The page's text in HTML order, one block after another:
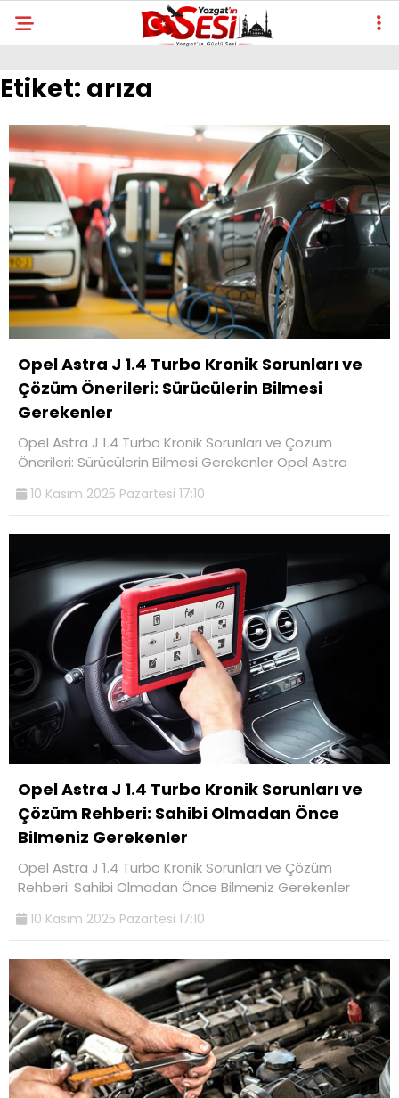
Etiket: arıza
Opel Astra J 1.4 Turbo Kronik Sorunları ve
Çözüm Önerileri: Sürücülerin Bilmesi
Gerekenler
Opel Astra J 1.4 Turbo Kronik Sorunları ve Çözüm
Önerileri: Sürücülerin Bilmesi Gerekenler Opel Astra
10 Kasım 2025 Pazartesi 17:10
Opel Astra J 1.4 Turbo Kronik Sorunları ve
Çözüm Rehberi: Sahibi Olmadan Önce
Bilmeniz Gerekenler
Opel Astra J 1.4 Turbo Kronik Sorunları ve Çözüm
Rehberi: Sahibi Olmadan Önce Bilmeniz Gerekenler
10 Kasım 2025 Pazartesi 17:10